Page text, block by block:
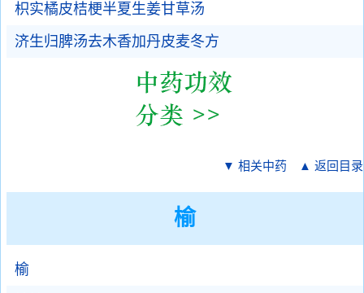
枳实橘皮桔梗半夏生姜甘草汤
济生归脾汤去木香加丹皮麦冬方
▼ 相关中药 ▲ 返回目录
榆
榆